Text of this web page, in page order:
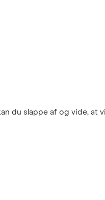
du slappe af og vide, at